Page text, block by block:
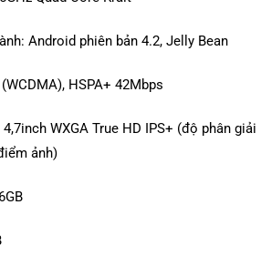
Android phiên bản 4.2, Jelly Bean
HSPA+ 42Mbps
WXGA True HD IPS+ (độ phân giải
ảnh)